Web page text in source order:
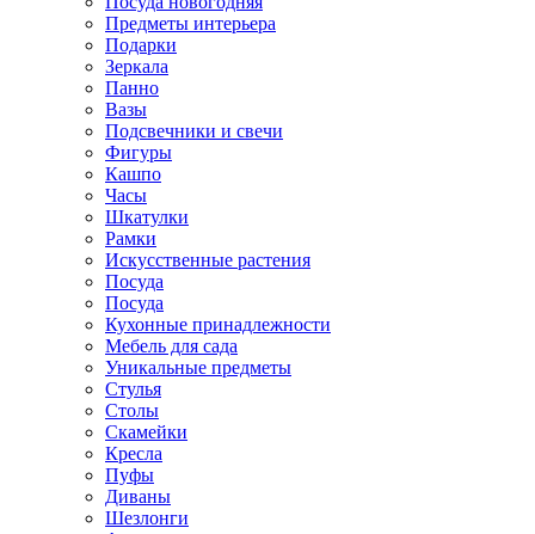
Предметы интерьера
Подарки
Зеркала
Панно
Вазы
Подсвечники и свечи
Фигуры
Кашпо
Часы
Шкатулки
Рамки
Искусственные растения
Посуда
Посуда
Кухонные принадлежности
Мебель для сада
Уникальные предметы
Стулья
Столы
Скамейки
Кресла
Пуфы
Диваны
Шезлонги